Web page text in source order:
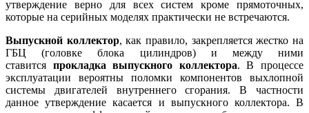
утверждение верно для всех систем кроме прямоточных,
которые на серийных моделях практически не встречаются.
Выпускной коллектор, как правило, закрепляется жестко на
ГБЦ (головке блока цилиндров) и между ними
ставится прокладка выпускного коллектора. В процессе
эксплуатации вероятны поломки компонентов выхлопной
системы двигателей внутреннего сгорания. В частности
данное утверждение касается и выпускного коллектора. В